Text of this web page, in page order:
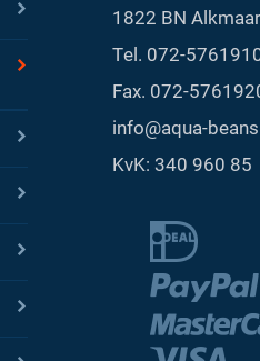
1822 BN Alkmaar
Tel. 072-
Fax. 072-
info@aqua-
KvK: 340 960 85